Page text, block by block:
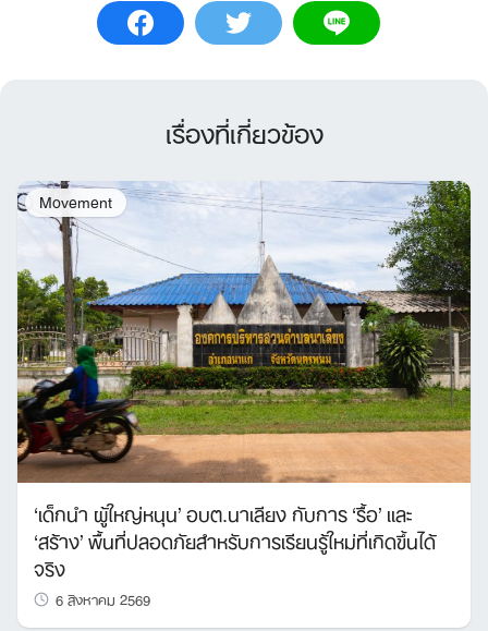
เรื่องที่เกี่ยวข้อง
Movement
‘เด็กนำ ผู้ใหญ่หนุน’ อบต.นาเลียง กับการ ‘รื้อ’ และ
‘สร้าง’ พื้นที่ปลอดภัยสำหรับการเรียนรู้ใหม่ที่เกิดขึ้นได้
จริง
6 สิงหาคม 2569